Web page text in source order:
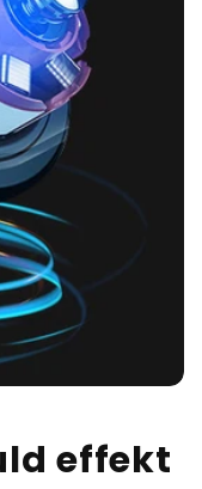
effekt